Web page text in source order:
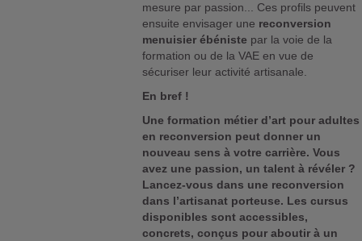
mesure par passion... Ces profils peuvent
ensuite envisager une reconversion
menuisier ébéniste par la voie de la
formation ou de la VAE en vue de
sécuriser leur activité artisanale.
En bref !
Une formation métier d’art pour adultes
en reconversion peut donner un
nouveau sens à votre carrière. Vous
avez une passion, un talent à révéler ?
Lancez-vous dans une reconversion
dans l’artisanat porteuse. Les cursus
disponibles sont accessibles,
concrets, conçus pour aboutir à un